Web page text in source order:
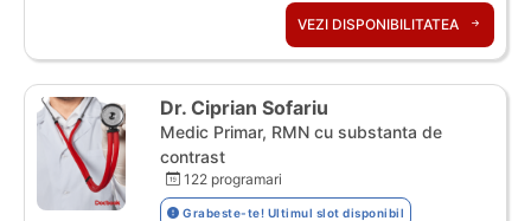
VEZI DISPONIBILITATEA
Dr. Ciprian Sofariu
Medic Primar, RMN cu substanta de
contrast
122 programari
Grabeste-te! Ultimul slot disponibil